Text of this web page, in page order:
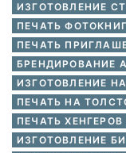
ИЗГОТОВЛЕНИЕ
ПЕЧАТЬ
ПЕЧАТЬ
БРЕНДИРОВАНИЕ
ИЗГОТОВЛЕНИЕ
ПЕЧАТЬ НА
ПЕЧАТЬ
ИЗГОТОВЛЕНИЕ